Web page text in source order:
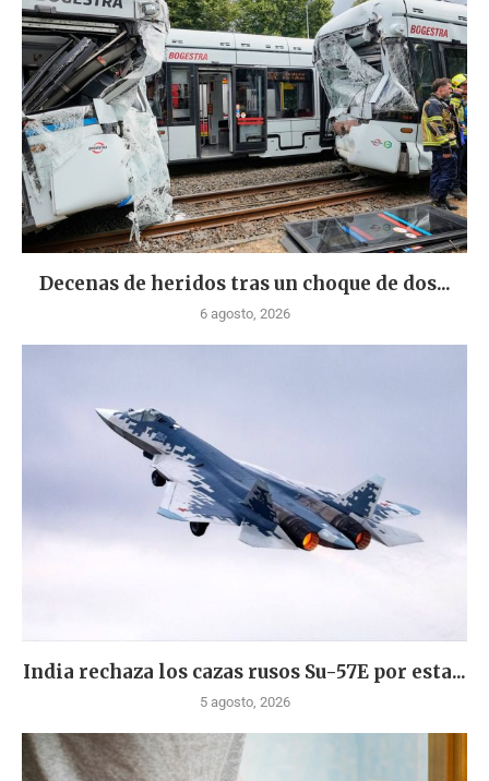
Decenas de heridos tras un choque de dos...
6 agosto, 2026
India rechaza los cazas rusos Su-57E por esta...
5 agosto, 2026